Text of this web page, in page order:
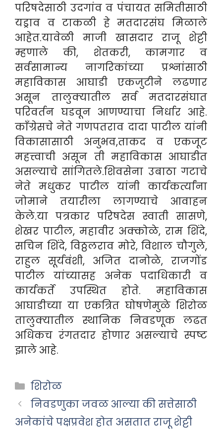
परिषदेसाठी उदगांव व पंचायत समितीसाठी
यड्राव व टाकळी हे मतदारसंघ मिळाले
आहेत.यावेळी माजी खासदार राजू शेट्टी
म्हणाले की, शेतकरी, कामगार व
सर्वसामान्य नागरिकांच्या प्रश्नांसाठी
महाविकास आघाडी एकजुटीने लढणार
असून तालुक्यातील सर्व मतदारसंघात
परिवर्तन घडवून आणण्याचा निर्धार आहे.
काँग्रेसचे नेते गणपतराव दादा पाटील यांनी
विकासासाठी अनुभव,ताकद व एकजूट
महत्त्वाची असून ती महाविकास आघाडीत
असल्याचे सांगितले.शिवसेना उबाठा गटाचे
नेते मधुकर पाटील यांनी कार्यकर्त्यांना
जोमाने तयारीला लागण्याचे आवाहन
केले.या पत्रकार परिषदेस स्वाती सासणे,
शेखर पाटील, महावीर अक्कोळे, राम शिंदे,
सचिन शिंदे, विठ्ठलराव मोरे, विशाल चौगुले,
राहुल सूर्यवंशी, अजित दानोळे, राजगोंड
पाटील यांच्यासह अनेक पदाधिकारी व
कार्यकर्ते उपस्थित होते. महाविकास
आघाडीच्या या एकत्रित घोषणेमुळे शिरोळ
तालुक्यातील स्थानिक निवडणूक लढत
अधिकच रंगतदार होणार असल्याचे स्पष्ट
झाले आहे.
Categories
शिरोळ
निवडणुका जवळ आल्या की सत्तेसाठी
अनेकांचे पक्षप्रवेश होत असतात राजू शेट्टी